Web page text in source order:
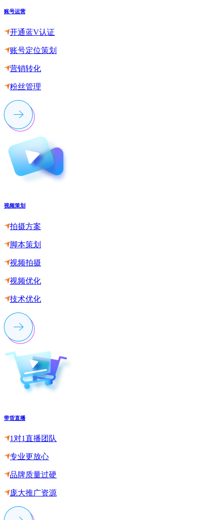
账号运营
开通蓝V认证
账号定位策划
营销转化
粉丝管理
视频策划
拍摄方案
脚本策划
视频拍摄
视频优化
技术优化
带货直播
1对1直播团队
专业更放心
品牌质量过硬
庞大推广资源